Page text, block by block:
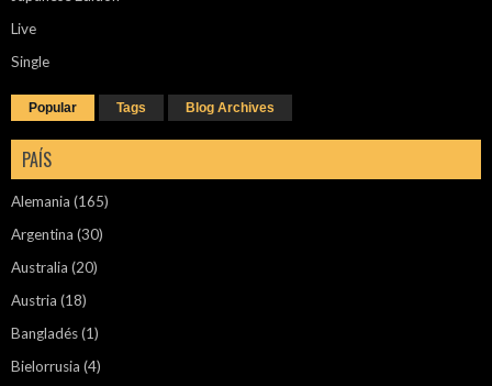
Live
Single
Popular Tags Blog Archives
PAÍS
Alemania (165)
Argentina (30)
Australia (20)
Austria (18)
Bangladés(1)
Bielorrusia (4)